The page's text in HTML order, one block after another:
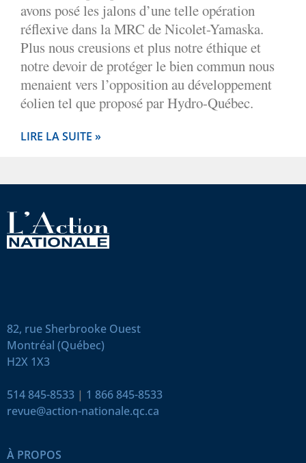
avons posé les jalons d’une telle opération
réflexive dans la MRC de Nicolet-Yamaska.
Plus nous creusions et plus notre éthique et
notre devoir de protéger le bien commun nous
menaient vers l’opposition au développement
éolien tel que proposé par Hydro-Québec.
LIRE LA SUITE »
82, rue Sherbrooke Ouest
Montréal (Québec)
H2X 1X3
514 845-8533 | 1 866 845-8533
revue@action-nationale.qc.ca
À PROPOS